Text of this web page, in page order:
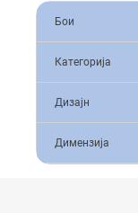
Бои
Категорија
Дизајн
Димензија